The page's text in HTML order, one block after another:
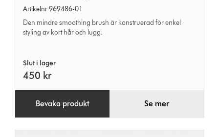
smoothing
brush
Artikelnr 969486-01
Den mindre smoothing brush är konstruerad för enkel
styling av kort hår och lugg.
Slut i lager
450 kr
Bevaka produkt Se mer